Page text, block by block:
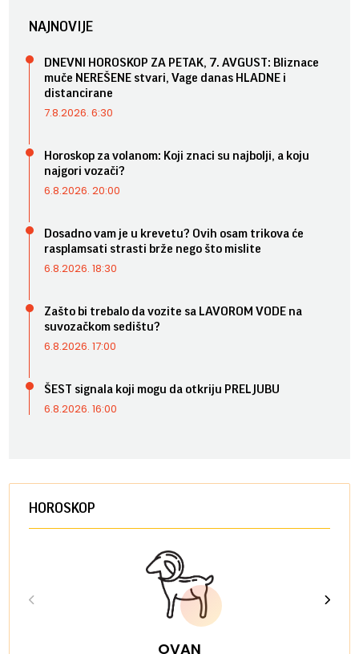
NAJNOVIJE
DNEVNI HOROSKOP ZA PETAK, 7. AVGUST: Bliznace
muče NEREŠENE stvari, Vage danas HLADNE i
distancirane
7.8.2026. 6:30
Horoskop za volanom: Koji znaci su najbolji, a koju
najgori vozači?
6.8.2026. 20:00
Dosadno vam je u krevetu? Ovih osam trikova će
rasplamsati strasti brže nego što mislite
6.8.2026. 18:30
Zašto bi trebalo da vozite sa LAVOROM VODE na
suvozačkom sedištu?
6.8.2026. 17:00
ŠEST signala koji mogu da otkriju PRELJUBU
6.8.2026. 16:00
HOROSKOP
OVAN